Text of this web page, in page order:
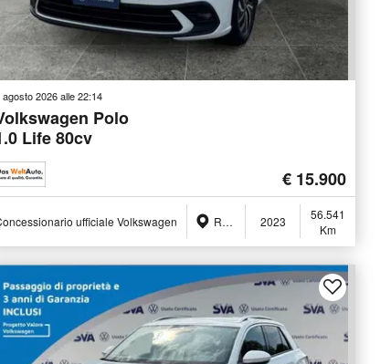
agosto 2026 alle 22:14
Polo
Life 80cv
€ 15.900
ufficiale Volkswagen Ravenna (RA) 2023
56.541
Km